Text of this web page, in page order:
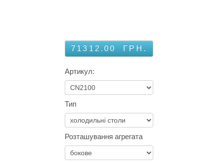
71312.00 ГРН.
Артикул:
Тип
Розташування агрегата